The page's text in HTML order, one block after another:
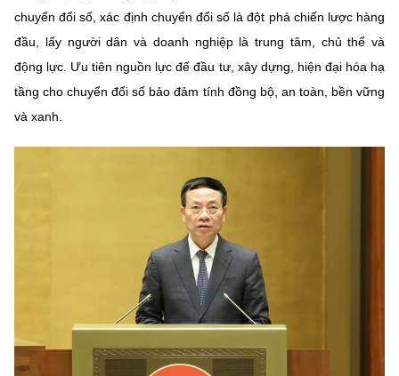
chuyển đổi số, xác định chuyển đổi số là đột phá chiến lược hàng
đầu, lấy người dân và doanh nghiệp là trung tâm, chủ thể và
động lực. Ưu tiên nguồn lực để đầu tư, xây dựng, hiện đại hóa hạ
tầng cho chuyển đổi số bảo đảm tính đồng bộ, an toàn, bền vững
và xanh.